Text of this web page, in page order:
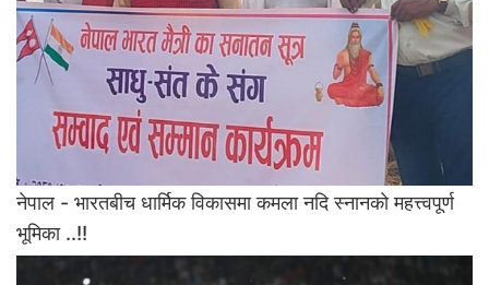
नेपाल - भारतबीच धार्मिक विकासमा कमला नदि स्नानकाे महत्त्वपूर्ण
भूमिका ..!!